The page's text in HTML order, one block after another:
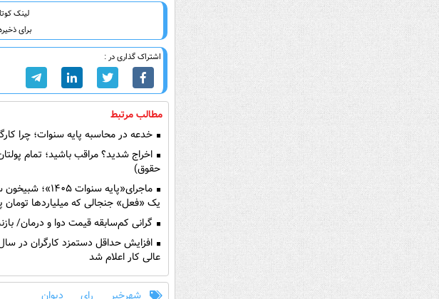
لینک
برای
اشتراک گذاری در :
مطالب مرتبط
خدعه در محاسبه پایه سنوات؛ چرا
اخراج شدید؟ مراقب باشید؛ تمام
حقوق)
ماجرای«پایه
یک «فعل» جنجالی که میلیاردها تومان
گرانی کم‌سابقه‌ قیمت دوا و درمان/
عالی کار اعلام شد
شهرخبر رای دیوان